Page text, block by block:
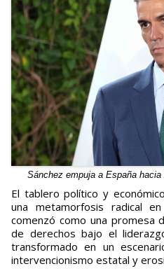
Sánchez empuja a España
El tablero político y económico español ha experimentado
una metamorfosis radical
comenzó como una promesa
de derechos bajo el
transformado en un
intervencionismo estatal y